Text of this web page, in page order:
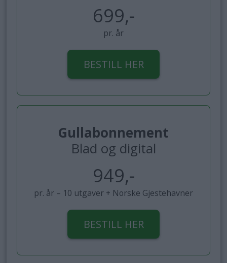
699,-
pr. år
BESTILL HER
Gullabonnement
Blad og digital
949,-
pr. år – 10 utgaver + Norske Gjestehavner
BESTILL HER